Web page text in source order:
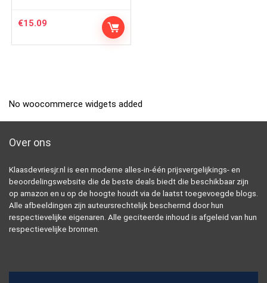
€15.09
No woocommerce widgets added
Over ons
Klaasdevriesjr.nl is een moderne alles-in-één prijsvergelijkings- en
beoordelingswebsite die de beste deals biedt die beschikbaar zijn
op amazon en u op de hoogte houdt via de laatst toegevoegde blogs.
Alle afbeeldingen zijn auteursrechtelijk beschermd door hun
respectievelijke eigenaren. Alle geciteerde inhoud is afgeleid van hun
respectievelijke bronnen.